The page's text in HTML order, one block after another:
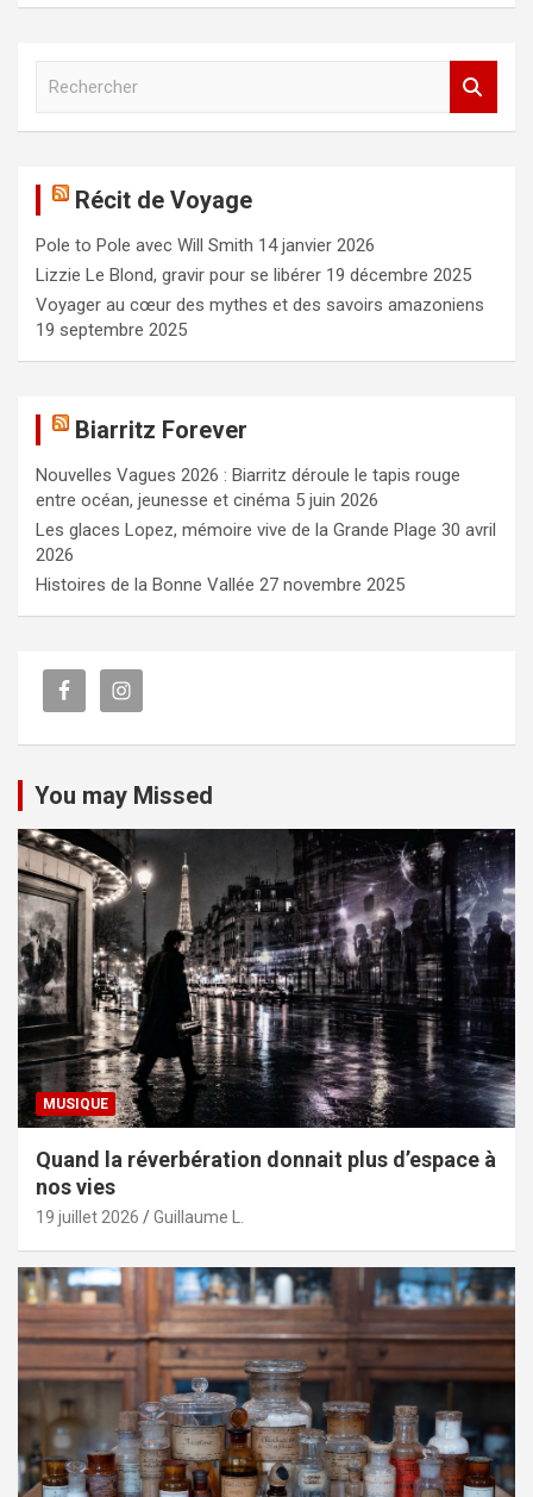
c
h
e
r
Récit de Voyage
Pole to Pole avec Will Smith 14 janvier 2026
Lizzie Le Blond, gravir pour se libérer 19 décembre 2025
Voyager au cœur des mythes et des savoirs amazoniens
19 septembre 2025
Biarritz Forever
Nouvelles Vagues 2026 : Biarritz déroule le tapis rouge
entre océan, jeunesse et cinéma 5 juin 2026
Les glaces Lopez, mémoire vive de la Grande Plage 30 avril
2026
Histoires de la Bonne Vallée 27 novembre 2025
You may Missed
MUSIQUE
Quand la réverbération donnait plus d’espace à
nos vies
19 juillet 2026 Guillaume L.